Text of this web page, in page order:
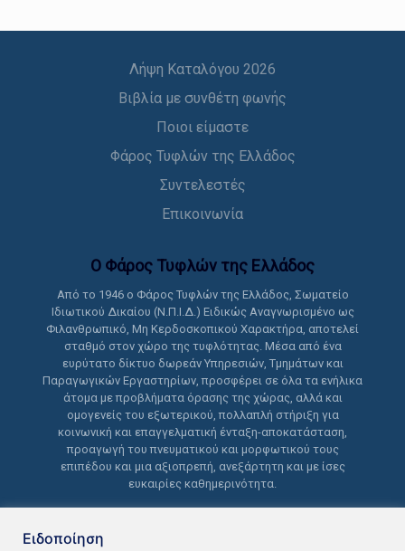
Λήψη Καταλόγου 2026
Βιβλία με συνθέτη φωνής
Ποιοι είμαστε
Φάρος Τυφλών της Ελλάδος
Συντελεστές
Επικοινωνία
Ο Φάρος Τυφλών της Ελλάδoς
Από το 1946 ο Φάρος Τυφλών της Ελλάδος, Σωματείο
Ιδιωτικού Δικαίου (Ν.Π.Ι.Δ.) Ειδικώς Αναγνωρισμένο ως
Φιλανθρωπικό, Μη Κερδοσκοπικού Χαρακτήρα, αποτελεί
σταθμό στον χώρο της τυφλότητας. Μέσα από ένα
ευρύτατο δίκτυο δωρεάν Υπηρεσιών, Τμημάτων και
Παραγωγικών Εργαστηρίων, προσφέρει σε όλα τα ενήλικα
άτομα με προβλήματα όρασης της χώρας, αλλά και
ομογενείς του εξωτερικού, πολλαπλή στήριξη για
κοινωνική και επαγγελματική ένταξη-αποκατάσταση,
προαγωγή του πνευματικού και μορφωτικού τους
επιπέδου και μια αξιοπρεπή, ανεξάρτητη και με ίσες
ευκαιρίες καθημερινότητα.
Ειδοποίηση